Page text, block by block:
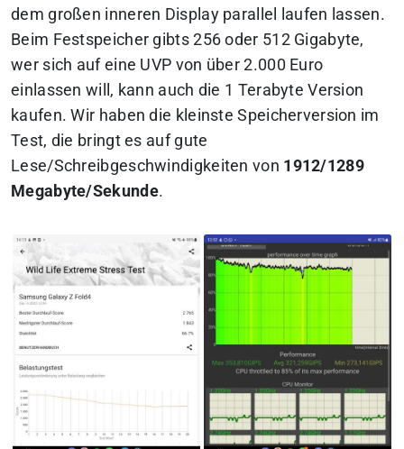
dem großen inneren Display parallel laufen lassen.
Beim Festspeicher gibts 256 oder 512 Gigabyte,
wer sich auf eine UVP von über 2.000 Euro
einlassen will, kann auch die 1 Terabyte Version
kaufen. Wir haben die kleinste Speicherversion im
Test, die bringt es auf gute
Lese/Schreibgeschwindigkeiten von 1912/1289
Megabyte/Sekunde.